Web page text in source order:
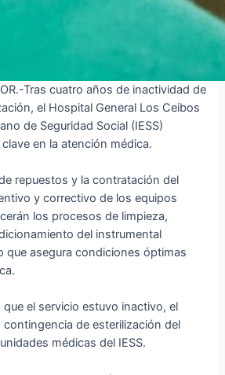
Tras cuatro años de inactividad de
el Hospital General Los Ceibos
de Seguridad Social (IESS)
en la atención médica.
repuestos y la contratación del
y correctivo de los equipos
los procesos de limpieza,
del instrumental
que asegura condiciones óptimas
que el servicio estuvo inactivo, el
de esterilización del
médicas del IESS.